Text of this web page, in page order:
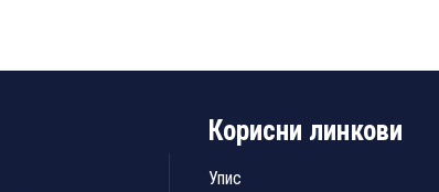
Корисни линкови
Упис